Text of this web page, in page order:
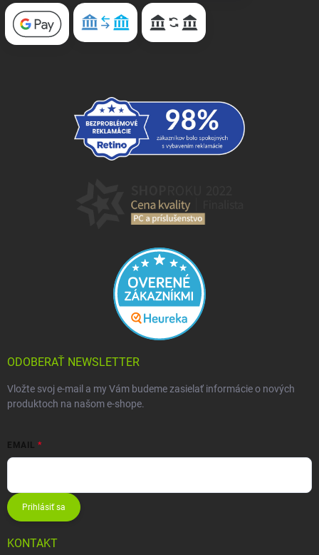
ODOBERAŤ NEWSLETTER
Vložte svoj e-mail a my Vám budeme zasielať informácie o nových
produktoch na našom e-shope.
EMAIL
Prihlásiť sa
KONTAKT